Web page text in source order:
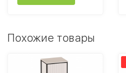
Похожие товары